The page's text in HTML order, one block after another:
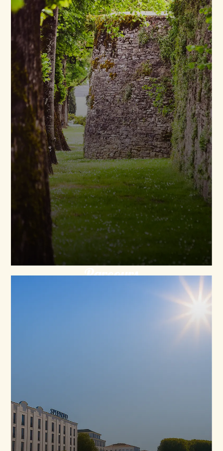
Parcours
Découvrez le trajet du train : des fontaines
historiques aux berges paisibles de l’Adour.